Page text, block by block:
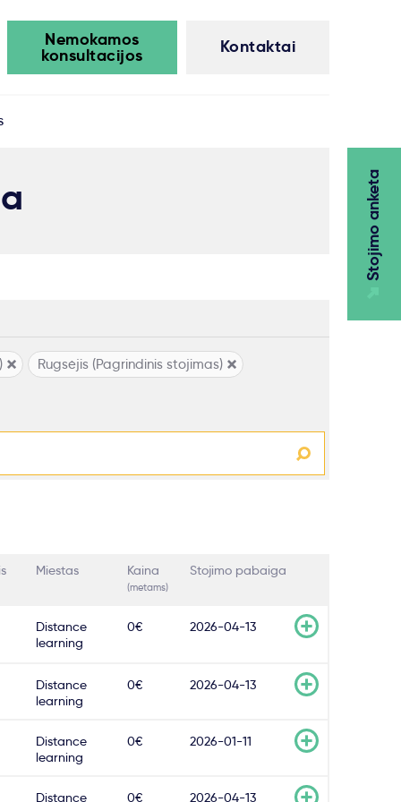
Kontaktai
Nemokamos
konsultacijos
Stojimo anketa
Rugsėjis (Pagrindinis stojimas)
Miestas Kaina
(metams)
Stojimo pabaiga
Distance
learning
0€ 2026-04-13
Distance
learning
0€ 2026-04-13
Distance
learning
0€ 2026-01-11
Distance
0€ 2026-04-13